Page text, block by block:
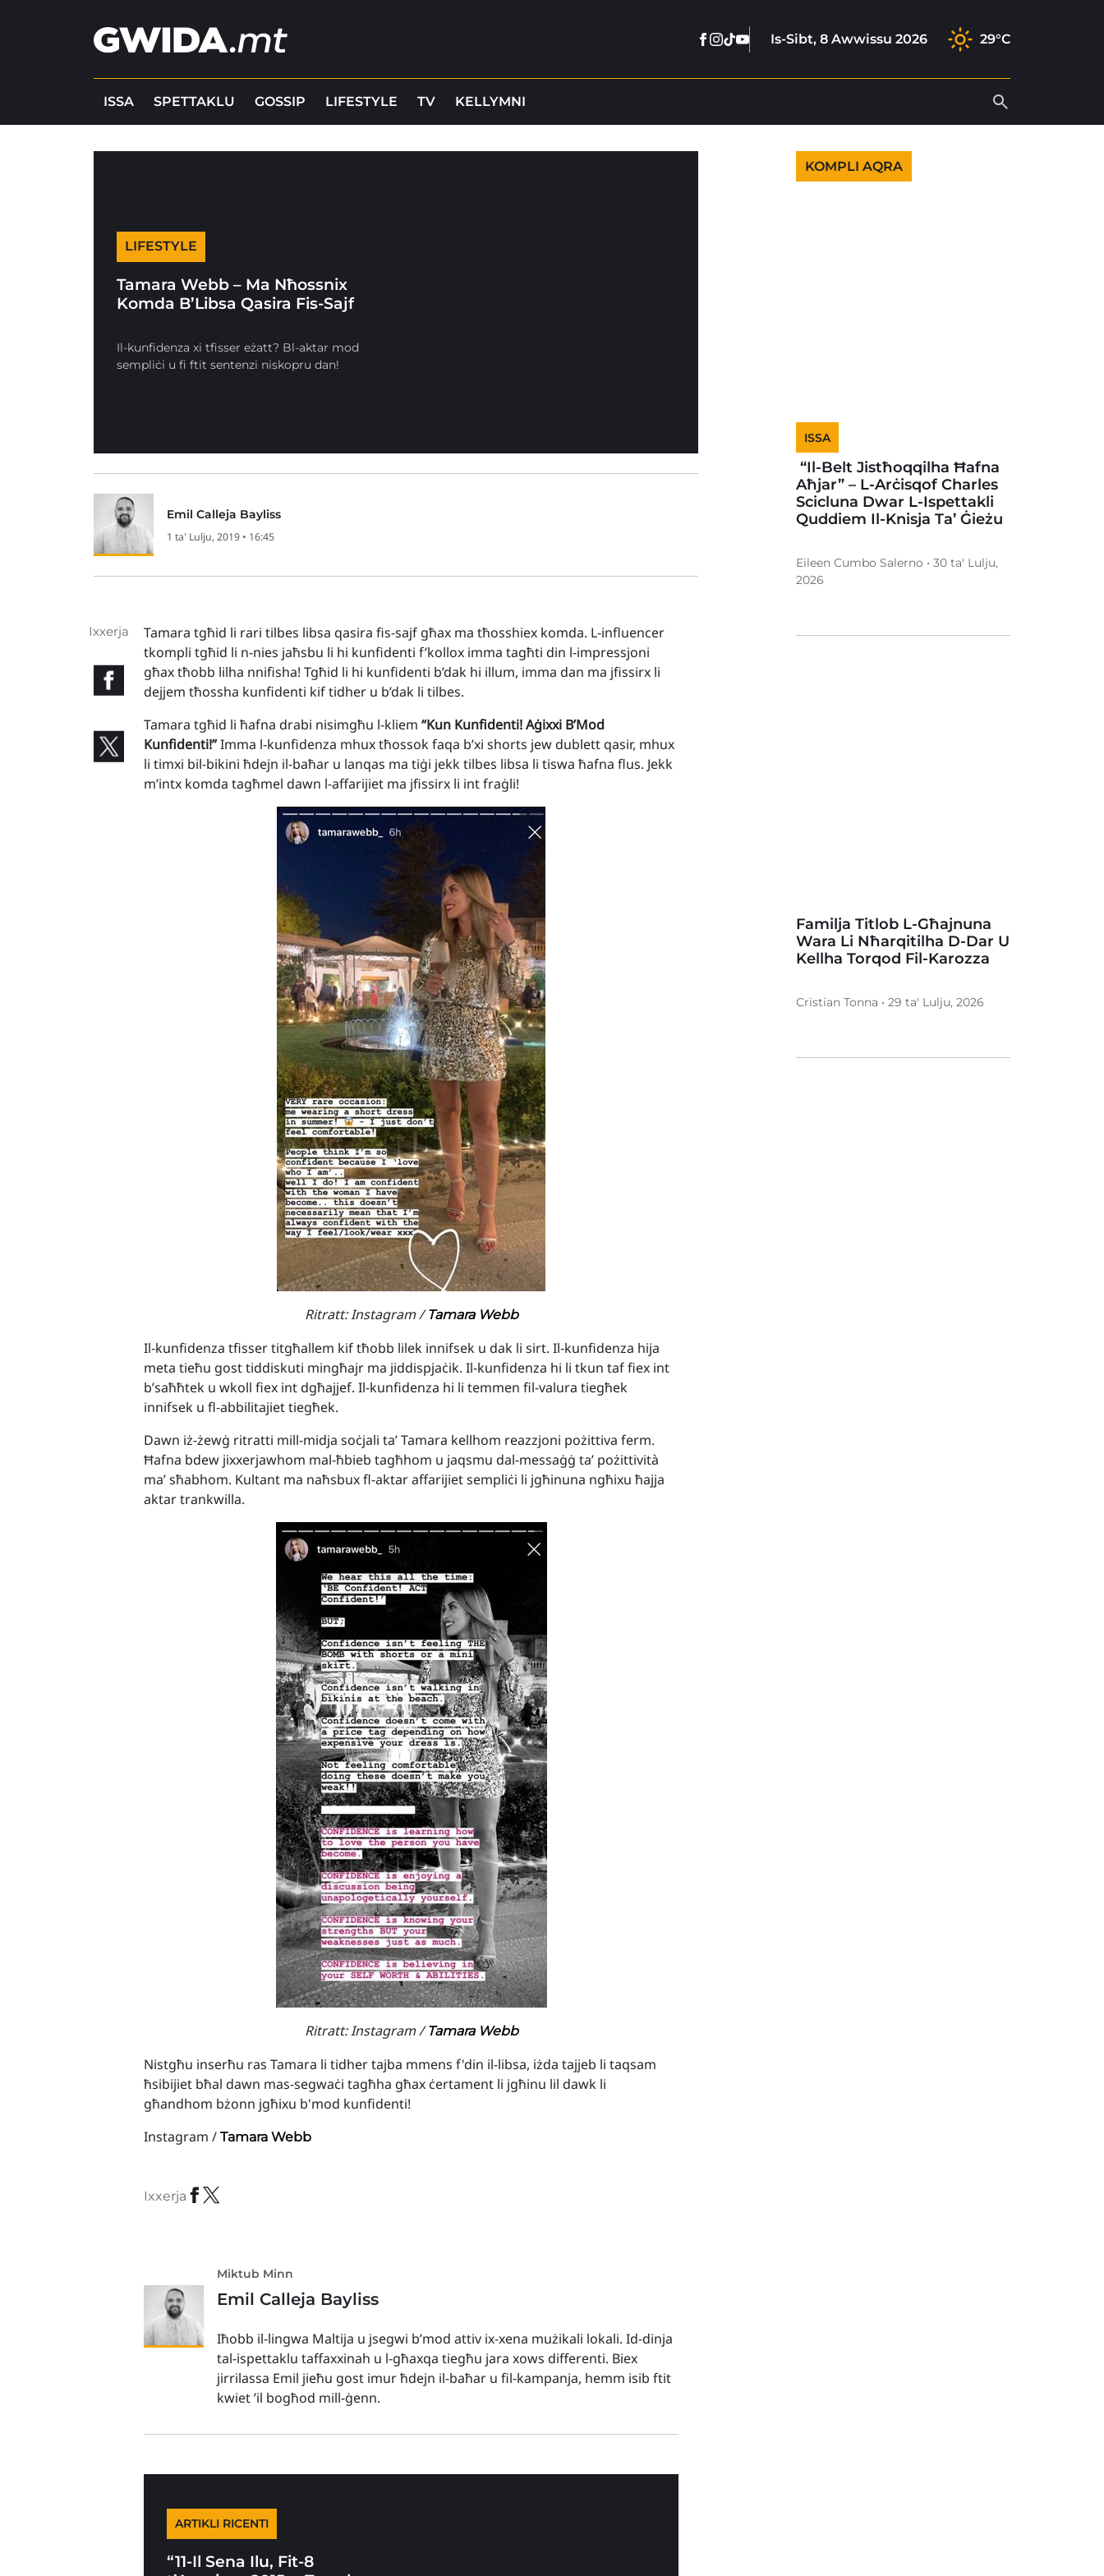
Facebook
Instagram
Tiktok
YoutubeIs-Sibt, 8 Awwissu 2026 29°C
ISSA SPETTAKLU GOSSIP LIFESTYLE TV KELLYMNI
LIFESTYLE
Tamara Webb – Ma Nħossnix
Komda B’Libsa Qasira Fis-Sajf
Il-kunfidenza xi tfisser eżatt? Bl-aktar mod
sempliċi u fi ftit sentenzi niskopru dan!
Emil Calleja Bayliss
1 ta' Lulju, 2019 • 16:45
Ixxerja
Tamara tgħid li rari tilbes libsa qasira fis-sajf għax ma tħosshiex komda. L-influencer
tkompli tgħid li n-nies jaħsbu li hi kunfidenti f’kollox imma tagħti din l-impressjoni
għax tħobb lilha nnifisha! Tgħid li hi kunfidenti b’dak hi illum, imma dan ma jfissirx li
dejjem tħossha kunfidenti kif tidher u b’dak li tilbes.
Tamara tgħid li ħafna drabi nisimgħu l-kliem “Kun Kunfidenti! Aġixxi B’Mod
Kunfidenti!”Imma l-kunfidenza mhux tħossok faqa b’xi shorts jew dublett qasir, mhux
li timxi bil-bikini ħdejn il-baħar u lanqas ma tiġi jekk tilbes libsa li tiswa ħafna flus. Jekk
m’intx komda tagħmel dawn l-affarijiet ma jfissirx li int fraġli!
Ritratt: Instagram /Tamara Webb
Il-kunfidenza tfisser titgħallem kif tħobb lilek innifsek u dak li sirt. Il-kunfidenza hija
meta tieħu gost tiddiskuti mingħajr ma jiddispjaċik. Il-kunfidenza hi li tkun taf fiex int
b’saħħtek u wkoll fiex int dgħajjef. Il-kunfidenza hi li temmen fil-valura tiegħek
innifsek u fl-abbilitajiet tiegħek.
Dawn iż-żewġ ritratti mill-midja soċjali ta’ Tamara kellhom reazzjoni pożittiva ferm.
Ħafna bdew jixxerjawhom mal-ħbieb tagħhom u jaqsmu dal-messaġġ ta’ pożittività
ma’ sħabhom. Kultant ma naħsbux fl-aktar affarijiet sempliċi li jgħinuna ngħixu ħajja
aktar trankwilla.
Ritratt: Instagram /Tamara Webb
Nistgħu inserħu ras Tamara li tidher tajba mmens f'din il-libsa, iżda tajjeb li taqsam
ħsibijiet bħal dawn mas-segwaċi tagħha għax ċertament li jgħinu lil dawk li
għandhom bżonn jgħixu b'mod kunfidenti!
Instagram /Tamara Webb
Ixxerja
Miktub Minn
Emil Calleja Bayliss
Iħobb il-lingwa Maltija u jsegwi b’mod attiv ix-xena mużikali lokali. Id-dinja
tal-ispettaklu taffaxxinah u l-għaxqa tiegħu jara xows differenti. Biex
jirrilassa Emil jieħu gost imur ħdejn il-baħar u fil-kampanja, hemm isib ftit
kwiet ’il bogħod mill-ġenn.
ARTIKLI RICENTI
“11-Il Sena Ilu, Fit-8
KOMPLI AQRA
ISSA
“Il-Belt Jistħoqqilha Ħafna
Aħjar” – L-Arċisqof Charles
Scicluna Dwar L-Ispettakli
Quddiem Il-Knisja Ta’ Ġieżu
Eileen Cumbo Salerno • 30 ta' Lulju,
2026
Familja Titlob L-Għajnuna
Wara Li Nħarqitilha D-Dar U
Kellha Torqod Fil-Karozza
Cristian Tonna • 29 ta' Lulju, 2026